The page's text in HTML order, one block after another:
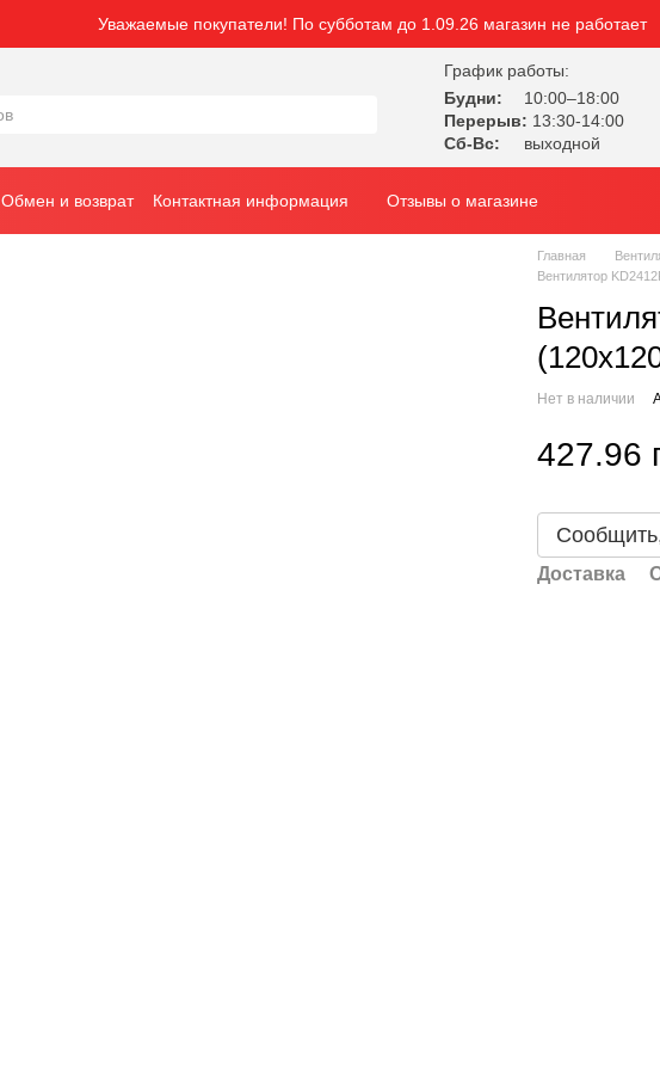
Уважаемые покупатели! По субботам до 1.09.26 магазин не работает
График работы:
Будни:
10:00–18:00
Перерыв: 13:30-14:00
Сб-Вс:
выходной
Обмен и возврат Контактная информация Отзывы о магазине
Главная
Вентилятор
Нет в наличии
427.96
Доставка